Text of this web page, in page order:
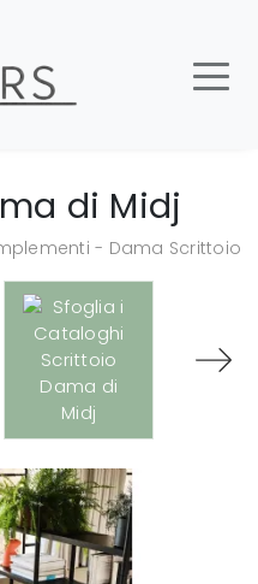
di Midj
- Dama Scrittoio